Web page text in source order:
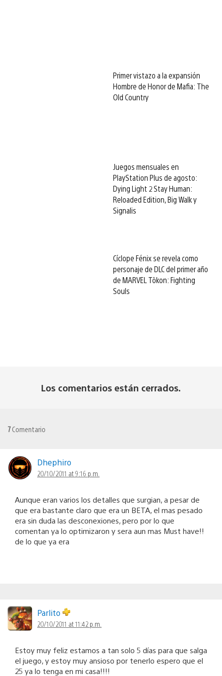
Primer vistazo a la expansión
Hombre de Honor de Mafia: The
Old Country
Juegos mensuales en
PlayStation Plus de agosto:
Dying Light 2 Stay Human:
Reloaded Edition, Big Walk y
Signalis
Cíclope Fénix se revela como
personaje de DLC del primer año
de MARVEL Tōkon: Fighting
Souls
Los comentarios están cerrados.
7Comentario
Dhephiro
20/10/2011 at 9:16 p.m.
Aunque eran varios los detalles que surgian, a pesar de
que era bastante claro que era un BETA, el mas pesado
era sin duda las desconexiones, pero por lo que
comentan ya lo optimizaron y sera aun mas Must have!!
de lo que ya era
Parlito
20/10/2011 at 11:42 p.m.
Estoy muy feliz estamos a tan solo 5 días para que salga
el juego, y estoy muy ansioso por tenerlo espero que el
25 ya lo tenga en mi casa!!!!